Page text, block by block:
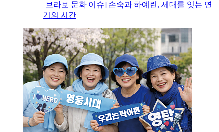
[브라보 문화 이슈] 손숙과 하예린, 세대를 잇는 연
기의 시간